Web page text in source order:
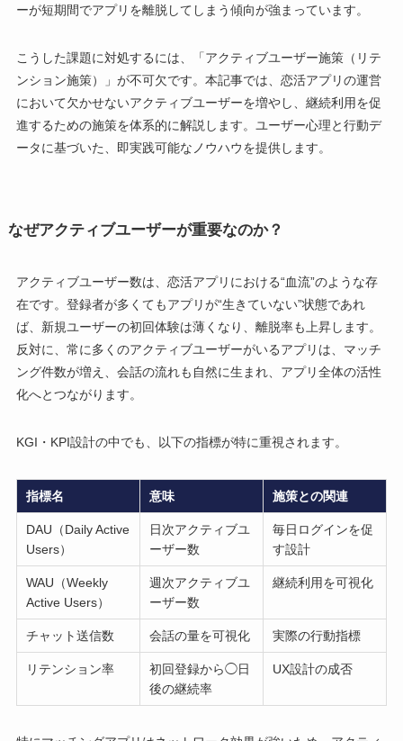
ーが短期間でアプリを離脱してしまう傾向が強まっています。
こうした課題に対処するには、「アクティブユーザー施策（リテ
ンション施策）」が不可欠です。本記事では、恋活アプリの運営
において欠かせないアクティブユーザーを増やし、継続利用を促
進するための施策を体系的に解説します。ユーザー心理と行動デ
ータに基づいた、即実践可能なノウハウを提供します。
なぜアクティブユーザーが重要なのか？
アクティブユーザー数は、恋活アプリにおける“血流”のような存
在です。登録者が多くてもアプリが“生きていない”状態であれ
ば、新規ユーザーの初回体験は薄くなり、離脱率も上昇します。
反対に、常に多くのアクティブユーザーがいるアプリは、マッチ
ング件数が増え、会話の流れも自然に生まれ、アプリ全体の活性
化へとつながります。
KGI・KPI設計の中でも、以下の指標が特に重視されます。
指標名 意味 施策との関連
DAU（Daily Active
Users）
日次アクティブユ
ーザー数
毎日ログインを促
す設計
WAU（Weekly
Active Users）
週次アクティブユ
ーザー数
継続利用を可視化
チャット送信数 会話の量を可視化 実際の行動指標
リテンション率
初回登録から◯日
後の継続率
UX設計の成否